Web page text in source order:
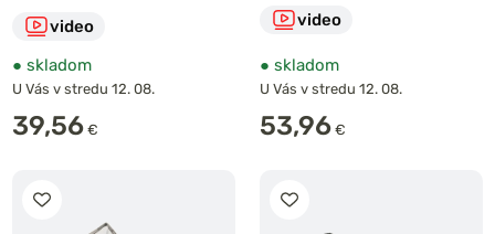
video
● skladom
U Vás v stredu 12. 08.
39,56 €
video
● skladom
U Vás v stredu 12. 08.
53,96 €